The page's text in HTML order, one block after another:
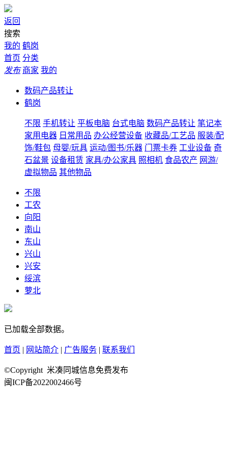
返回
搜索
我的 鹤岗
首页 分类
发布 商家 我的
数码产品转让
鹤岗
不限 手机转让 平板电脑 台式电脑 数码产品转让 笔记本
家用电器 日常用品 办公经营设备 收藏品/工艺品 服装/配
饰/鞋包 母婴/玩具 运动/图书/乐器 门票卡券 工业设备 奇
石盆景 设备租赁 家具/办公家具 照相机 食品农产 网游/
虚拟物品 其他物品
不限
工农
向阳
南山
东山
兴山
兴安
绥滨
萝北
已加载全部数据。
首页 | 网站简介 | 广告服务 | 联系我们
©Copyright 米凑同城信息免费发布
闽ICP备2022002466号